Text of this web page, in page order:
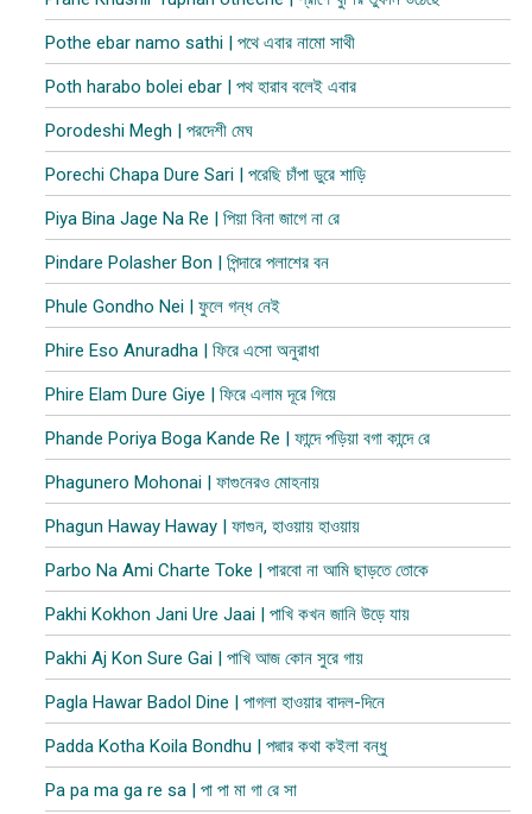
Pothe ebar namo sathi | পথে এবার নামো সাথী
Poth harabo bolei ebar | পথ হারাব বলেই এবার
Porodeshi Megh | পরদেশী মেঘ
Porechi Chapa Dure Sari | পরেছি চাঁপা ডুরে শাড়ি
Piya Bina Jage Na Re | পিয়া বিনা জাগে না রে
Pindare Polasher Bon | পিন্দারে পলাশের বন
Phule Gondho Nei | ফুলে গন্ধ নেই
Phire Eso Anuradha | ফিরে এসো অনুরাধা
Phire Elam Dure Giye | ফিরে এলাম দূরে গিয়ে
Phande Poriya Boga Kande Re | ফান্দে পড়িয়া বগা কান্দে রে
Phagunero Mohonai | ফাগুনেরও মোহনায়
Phagun Haway Haway | ফাগুন, হাওয়ায় হাওয়ায়
Parbo Na Ami Charte Toke | পারবো না আমি ছাড়তে তোকে
Pakhi Kokhon Jani Ure Jaai | পাখি কখন জানি উড়ে যায়
Pakhi Aj Kon Sure Gai | পাখি আজ কোন সুরে গায়
Pagla Hawar Badol Dine | পাগলা হাওয়ার বাদল-দিনে
Padda Kotha Koila Bondhu | পদ্মার কথা কইলা বন্ধু
Pa pa ma ga re sa | পা পা মা গা রে সা